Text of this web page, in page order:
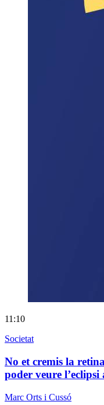
11:10
Societat
No et cremis la
poder veure l’eclipsi
Marc Orts i Cussó